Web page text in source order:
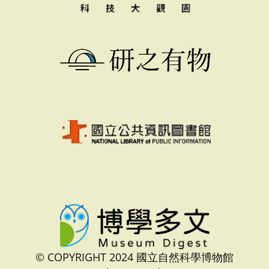
© COPYRIGHT 2024 國立自然科學博物館